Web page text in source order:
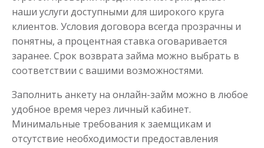
наши услуги доступными для широкого круга
клиентов. Условия договора всегда прозрачны и
понятны, а процентная ставка оговаривается
заранее. Срок возврата займа можно выбрать в
соответствии с вашими возможностями.
Заполнить анкету на онлайн-займ можно в любое
удобное время через личный кабинет.
Минимальные требования к заемщикам и
отсутствие необходимости предоставления